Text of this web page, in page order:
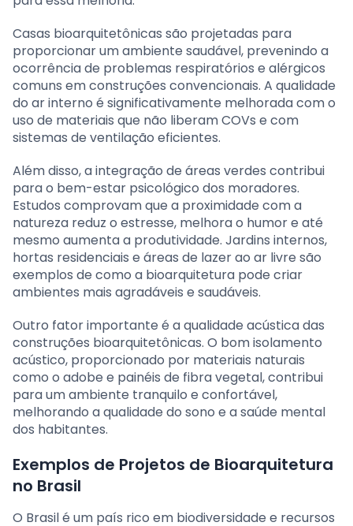
Casas bioarquitetônicas são projetadas para
proporcionar um ambiente saudável, prevenindo a
ocorrência de problemas respiratórios e alérgicos
comuns em construções convencionais. A qualidade
do ar interno é significativamente melhorada com o
uso de materiais que não liberam COVs e com
sistemas de ventilação eficientes.
Além disso, a integração de áreas verdes contribui
para o bem-estar psicológico dos moradores.
Estudos comprovam que a proximidade com a
natureza reduz o estresse, melhora o humor e até
mesmo aumenta a produtividade. Jardins internos,
hortas residenciais e áreas de lazer ao ar livre são
exemplos de como a bioarquitetura pode criar
ambientes mais agradáveis e saudáveis.
Outro fator importante é a qualidade acústica das
construções bioarquitetônicas. O bom isolamento
acústico, proporcionado por materiais naturais
como o adobe e painéis de fibra vegetal, contribui
para um ambiente tranquilo e confortável,
melhorando a qualidade do sono e a saúde mental
dos habitantes.
Exemplos de Projetos de Bioarquitetura
no Brasil
O Brasil é um país rico em biodiversidade e recursos